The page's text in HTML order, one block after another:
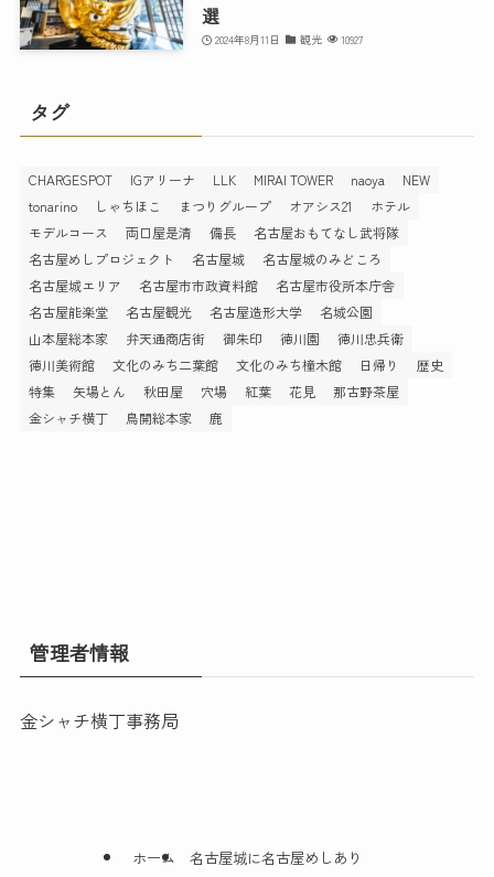
選
2024年8月11日 観光 10927
タグ
CHARGESPOT IGアリーナ LLK MIRAI TOWER naoya
NEW
tonarino
しゃちほこ まつりグループ オアシス21
ホテル
モデルコース
両口屋是清 備長
名古屋おもてなし武将隊
名古屋めしプロジェクト
名古屋城
名古屋城のみどころ
名古屋城エリア
名古屋市市政資料館
名古屋市役所本庁舎
名古屋能楽堂
名古屋観光 名古屋造形大学
名城公園
山本屋総本家
弁天通商店街 御朱印 徳川園
徳川忠兵衛
徳川美術館
文化のみち二葉館 文化のみち橦木館 日帰り
歴史
特集
矢場とん 秋田屋 穴場 紅葉 花見
那古野茶屋
金シャチ横丁
鳥開総本家 鹿
管理者情報
金シャチ横丁事務局
ホーム
名古屋城に名古屋めしあり